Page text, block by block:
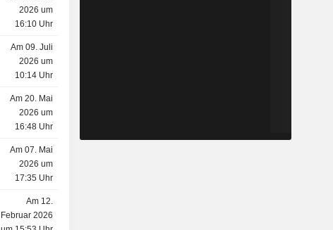
2026 um
16:10 Uhr
Am 09. Juli
2026 um
10:14 Uhr
Am 20. Mai
2026 um
16:48 Uhr
Am 07. Mai
2026 um
17:35 Uhr
Am 12.
Februar 2026